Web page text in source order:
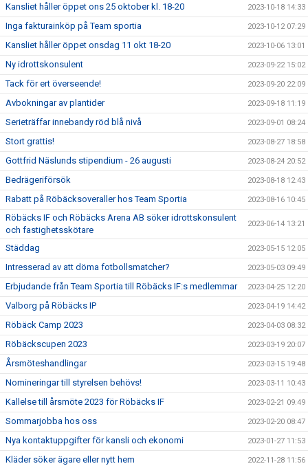
Kansliet håller öppet ons 25 oktober kl. 18-20 2023-10-18 14:33
Inga fakturainköp på Team sportia 2023-10-12 07:29
Kansliet håller öppet onsdag 11 okt 18-20 2023-10-06 13:01
Ny idrottskonsulent 2023-09-22 15:02
Tack för ert överseende! 2023-09-20 22:09
Avbokningar av plantider 2023-09-18 11:19
Serieträffar innebandy röd blå nivå 2023-09-01 08:24
Stort grattis! 2023-08-27 18:58
Gottfrid Näslunds stipendium - 26 augusti 2023-08-24 20:52
Bedrägeriförsök 2023-08-18 12:43
Rabatt på Röbäcksoveraller hos Team Sportia 2023-08-16 10:45
Röbäcks IF och Röbäcks Arena AB söker idrottskonsulent
och fastighetsskötare
2023-06-14 13:21
Städdag 2023-05-15 12:05
Intresserad av att döma fotbollsmatcher? 2023-05-03 09:49
Erbjudande från Team Sportia till Röbäcks IF:s medlemmar 2023-04-25 12:20
Valborg på Röbäcks IP 2023-04-19 14:42
Röbäck Camp 2023 2023-04-03 08:32
Röbäckscupen 2023 2023-03-19 20:07
Årsmöteshandlingar 2023-03-15 19:48
Nomineringar till styrelsen behövs! 2023-03-11 10:43
Kallelse till årsmöte 2023 för Röbäcks IF 2023-02-21 09:49
Sommarjobba hos oss 2023-02-20 08:47
Nya kontaktuppgifter för kansli och ekonomi 2023-01-27 11:53
Kläder söker ägare eller nytt hem 2022-11-28 11:56